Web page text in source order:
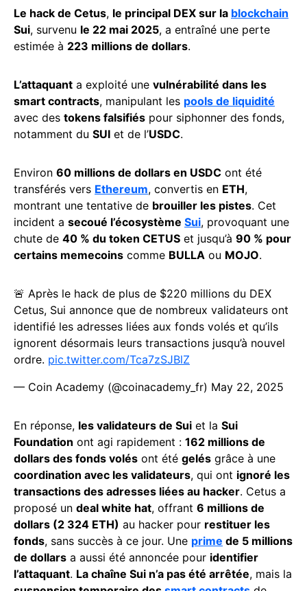
Le hack de Cetus, le principal DEX sur la blockchain
Sui, survenu le 22 mai 2025, a entraîné une perte
estimée à 223 millions de dollars.
L’attaquant a exploité une vulnérabilité dans les
smart contracts, manipulant les pools de liquidité
avec des tokens falsifiés pour siphonner des fonds,
notamment du SUI et de l’USDC.
Environ 60 millions de dollars en USDC ont été
transférés vers Ethereum, convertis en ETH,
montrant une tentative de brouiller les pistes. Cet
incident a secoué l’écosystème Sui, provoquant une
chute de 40 % du token CETUS et jusqu’à 90 % pour
certains memecoins comme BULLA ou MOJO.
🚨 Après le hack de plus de $220 millions du DEX
Cetus, Sui annonce que de nombreux validateurs ont
identifié les adresses liées aux fonds volés et qu’ils
ignorent désormais leurs transactions jusqu’à nouvel
ordre. pic.twitter.com/Tca7zSJBlZ
— Coin Academy (@coinacademy_fr) May 22, 2025
En réponse, les validateurs de Sui et la Sui
Foundation ont agi rapidement : 162 millions de
dollars des fonds volés ont été gelés grâce à une
coordination avec les validateurs, qui ont ignoré les
transactions des adresses liées au hacker. Cetus a
proposé un deal white hat, offrant 6 millions de
dollars (2 324 ETH) au hacker pour restituer les
fonds, sans succès à ce jour. Une prime de 5 millions
de dollars a aussi été annoncée pour identifier
l’attaquant. La chaîne Sui n’a pas été arrêtée, mais la